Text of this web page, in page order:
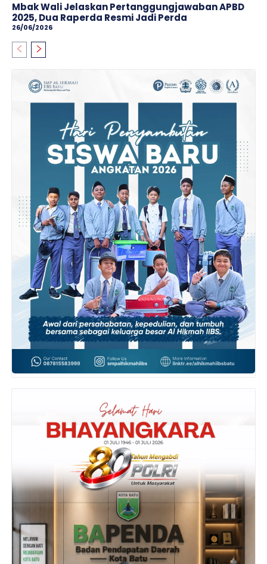
Mbak Wali Jelaskan Pertanggungjawaban APBD
2025, Dua Raperda Resmi Jadi Perda
26/06/2026